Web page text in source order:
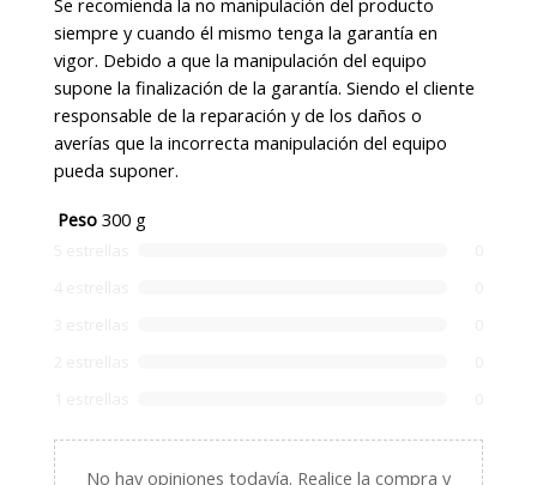
siempre y cuando él mismo tenga la garantía en
vigor. Debido a que la manipulación del equipo
supone la finalización de la garantía. Siendo el cliente
responsable de la reparación y de los daños o
averías que la incorrecta manipulación del equipo
pueda suponer.
Peso 300 g
No hay opiniones todavía. Realice la compra y